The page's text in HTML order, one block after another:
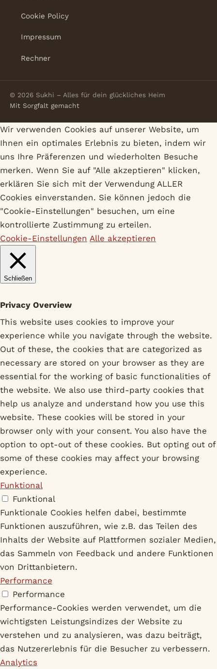
Cookie Policy
Impressum
Rechner
© 2026 Sukhi – Alles für dein glückliches Heim
Mit Sorgfalt gemacht
Wir verwenden Cookies auf unserer Website, um
Ihnen ein optimales Erlebnis zu bieten, indem wir
uns Ihre Präferenzen und wiederholten Besuche
merken. Wenn Sie auf "Alle akzeptieren" klicken,
erklären Sie sich mit der Verwendung ALLER
Cookies einverstanden. Sie können jedoch die
"Cookie-Einstellungen" besuchen, um eine
kontrollierte Zustimmung zu erteilen.
Cookie-Einstellungen Alle akzeptieren
Schließen
Privacy Overview
This website uses cookies to improve your
experience while you navigate through the website.
Out of these, the cookies that are categorized as
necessary are stored on your browser as they are
essential for the working of basic functionalities of
the website. We also use third-party cookies that
help us analyze and understand how you use this
website. These cookies will be stored in your
browser only with your consent. You also have the
option to opt-out of these cookies. But opting out of
some of these cookies may affect your browsing
experience.
Funktional
Funktional
Funktionale Cookies helfen dabei, bestimmte
Funktionen auszuführen, wie z.B. das Teilen des
Inhalts der Website auf Plattformen sozialer Medien,
das Sammeln von Feedback und andere Funktionen
von Drittanbietern.
Performance
Performance
Performance-Cookies werden verwendet, um die
wichtigsten Leistungsindizes der Website zu
verstehen und zu analysieren, was dazu beiträgt,
das Nutzererlebnis für die Besucher zu verbessern.
Analytics